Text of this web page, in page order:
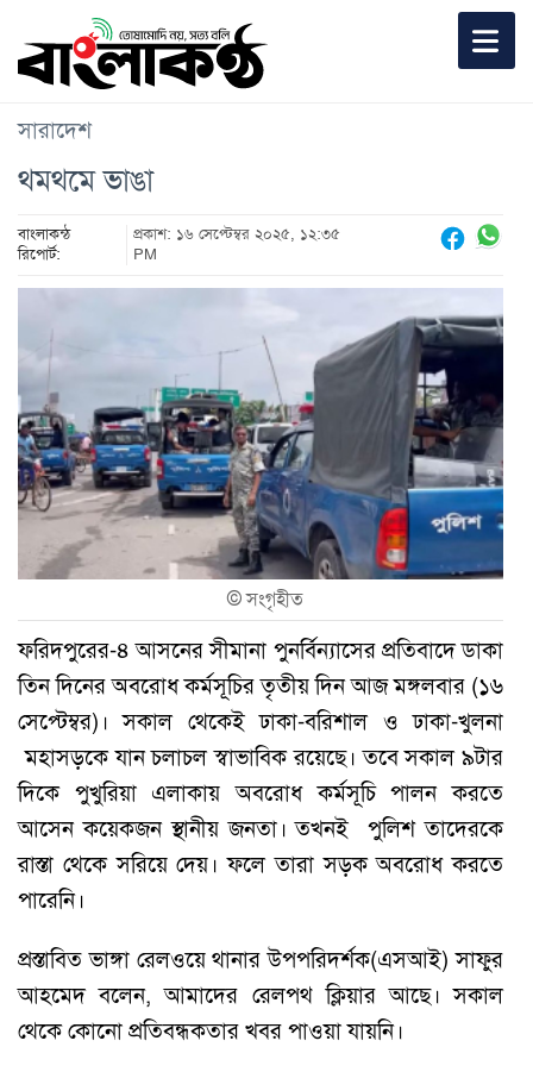
সারাদেশ
থমথমে ভাঙা
বাংলাকন্ঠ
রিপোর্ট:
প্রকাশ: ১৬ সেপ্টেম্বর ২০২৫, ১২:৩৫
PM
©সংগৃহীত
ফরিদপুরের-৪ আসনের সীমানা পুনর্বিন্যাসের প্রতিবাদে ডাকা
তিন দিনের অবরোধ কর্মসূচির তৃতীয় দিন আজ মঙ্গলবার (১৬
সেপ্টেম্বর)। সকাল থেকেই ঢাকা-বরিশাল ও ঢাকা-খুলনা
মহাসড়কে যান চলাচল স্বাভাবিক রয়েছে। তবে সকাল ৯টার
দিকে পুখুরিয়া এলাকায় অবরোধ কর্মসূচি পালন করতে
আসেন কয়েকজন স্থানীয় জনতা। তখনই পুলিশ তাদেরকে
রাস্তা থেকে সরিয়ে দেয়। ফলে তারা সড়ক অবরোধ করতে
পারেনি।
প্রস্তাবিত ভাঙ্গা রেলওয়ে থানার উপপরিদর্শক(এসআই) সাফুর
আহমেদ বলেন, আমাদের রেলপথ ক্লিয়ার আছে। সকাল
থেকে কোনো প্রতিবন্ধকতার খবর পাওয়া যায়নি।